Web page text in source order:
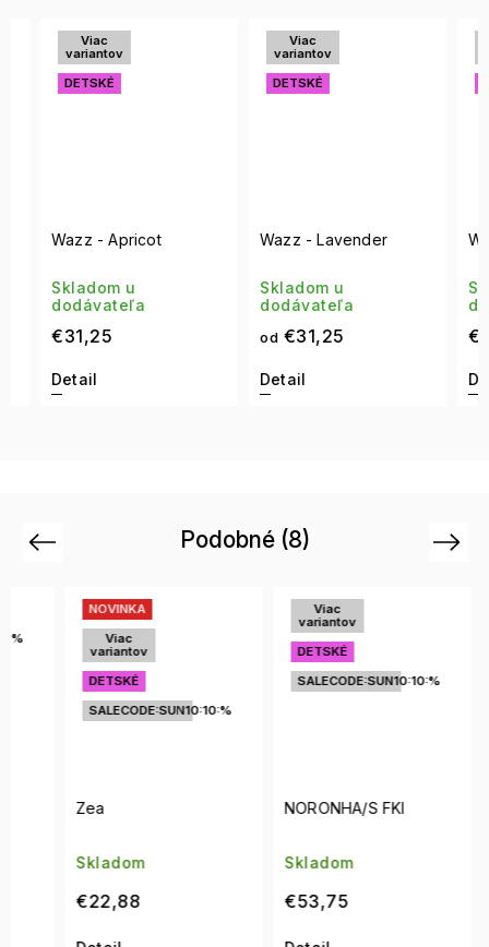
Viac
variantov
DETSKÉ
Wazz - Apricot
Skladom u
dodávateľa
€31,25
Detail
Viac
variantov
DETSKÉ
Wazz - Lavender
Skladom u
dodávateľa
€31,25
Detail
Podobné (8)
Previous
NOVINKA
variantov
DETSKÉ
SALECODE:SUN10:10:%
Skladom
€22,88
variantov
DETSKÉ
SALECODE:SUN10:10:%
NORONHA/S FKI
Skladom
€53,75
Next